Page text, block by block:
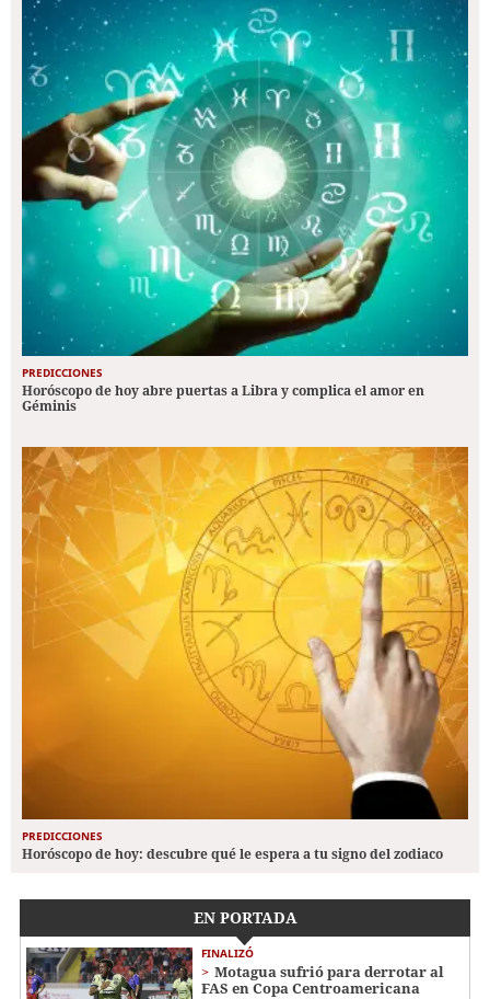
PREDICCIONES
Horóscopo de hoy abre puertas a Libra y complica el amor en
Géminis
PREDICCIONES
Horóscopo de hoy: descubre qué le espera a tu signo del zodiaco
EN PORTADA
FINALIZÓ
Motagua sufrió para derrotar al
FAS en Copa Centroamericana